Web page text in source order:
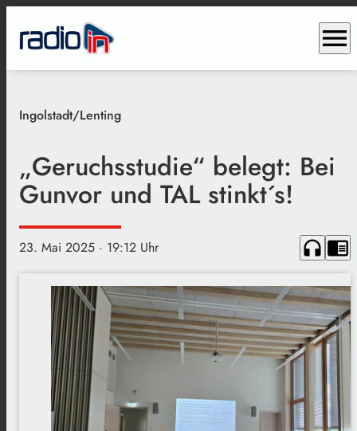
menu
Ingolstadt/Lenting
„Geruchsstudie“ belegt: Bei
Gunvor und TAL stinkt´s!
23. Mai 2025 · 19:12 Uhr headphones chrome_reader_mode